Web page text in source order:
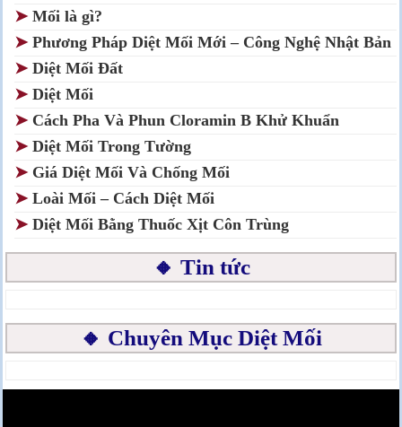
➤ Mối là gì?
➤ Phương Pháp Diệt Mối Mới – Công Nghệ Nhật Bản
➤ Diệt Mối Đất
➤ Diệt Mối
➤ Cách Pha Và Phun Cloramin B Khử Khuẩn
➤ Diệt Mối Trong Tường
➤ Giá Diệt Mối Và Chống Mối
➤ Loài Mối – Cách Diệt Mối
➤ Diệt Mối Bằng Thuốc Xịt Côn Trùng
🔸 Tin tức
🔸 Chuyên Mục Diệt Mối